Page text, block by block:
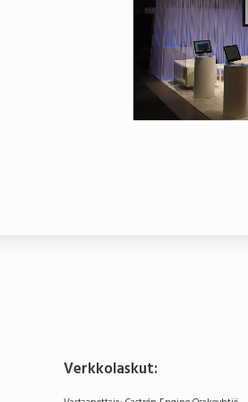
Verkkolaskut: